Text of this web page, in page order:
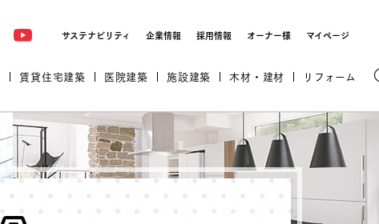
サステナビリティ 企業情報 採用情報 オーナー様 マイページ
プロが厳選した住まいをセレクトする
賃貸住宅建築 医院建築 施設建築 木材・建材 リフォーム